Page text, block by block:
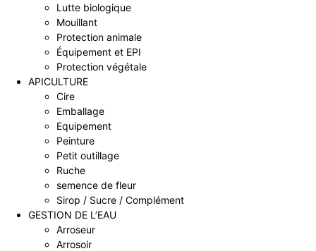
Lutte biologique
Mouillant
Protection animale
Équipement et EPI
Protection végétale
APICULTURE
Cire
Emballage
Equipement
Peinture
Petit outillage
Ruche
semence de fleur
Sirop / Sucre / Complément
GESTION DE L’EAU
Arroseur
Arrosoir